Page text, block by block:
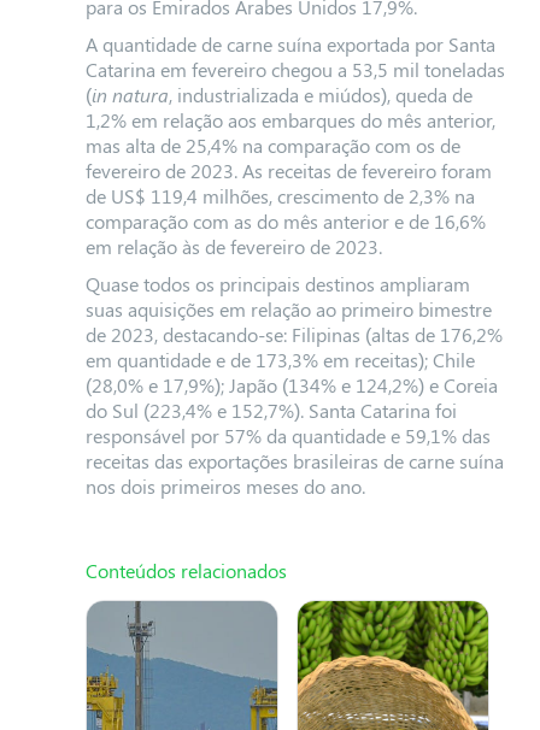
para os Emirados Árabes Unidos 17,9%.
A quantidade de carne suína exportada por Santa
Catarina em fevereiro chegou a 53,5 mil toneladas
(in natura, industrializada e miúdos), queda de
1,2% em relação aos embarques do mês anterior,
mas alta de 25,4% na comparação com os de
fevereiro de 2023. As receitas de fevereiro foram
de US$ 119,4 milhões, crescimento de 2,3% na
comparação com as do mês anterior e de 16,6%
em relação às de fevereiro de 2023.
Quase todos os principais destinos ampliaram
suas aquisições em relação ao primeiro bimestre
de 2023, destacando-se: Filipinas (altas de 176,2%
em quantidade e de 173,3% em receitas); Chile
(28,0% e 17,9%); Japão (134% e 124,2%) e Coreia
do Sul (223,4% e 152,7%). Santa Catarina foi
responsável por 57% da quantidade e 59,1% das
receitas das exportações brasileiras de carne suína
nos dois primeiros meses do ano.
Conteúdos relacionados